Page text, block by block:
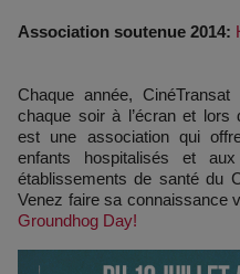
Association soutenue 2014:
Chaque année,
chaque soir à l’écran et lors
est une association qui
enfants hospitalisés et
établissements de santé du
Venez faire sa connaissance
Groundhog Day!